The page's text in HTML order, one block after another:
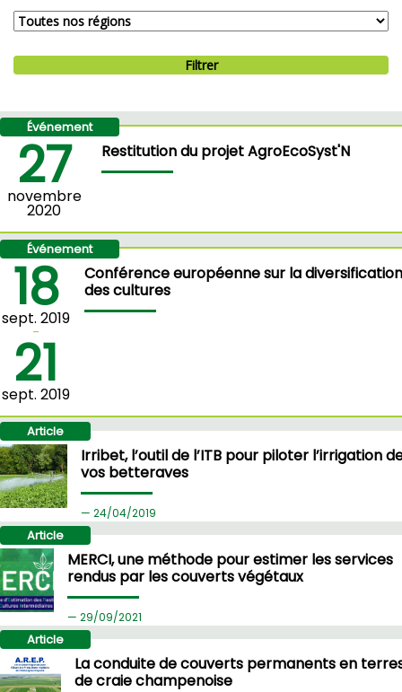
Filtrer
27
novembre
2020
Événement
Restitution du projet AgroEcoSyst'N
18
sept. 2019
-
21
sept. 2019
Événement
Conférence européenne sur la
des cultures
Article
Irribet, l’outil de l’ITB pour piloter l’irrigation
vos betteraves
24/04/2019
Article
MERCI, une méthode pour estimer les services
rendus par les couverts végétaux
29/09/2021
Article
La conduite de couverts permanents en
de craie champenoise